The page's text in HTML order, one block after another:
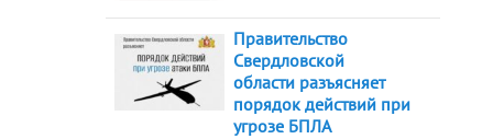
Правительство
Свердловской
области разъясняет
порядок действий при
угрозе БПЛА